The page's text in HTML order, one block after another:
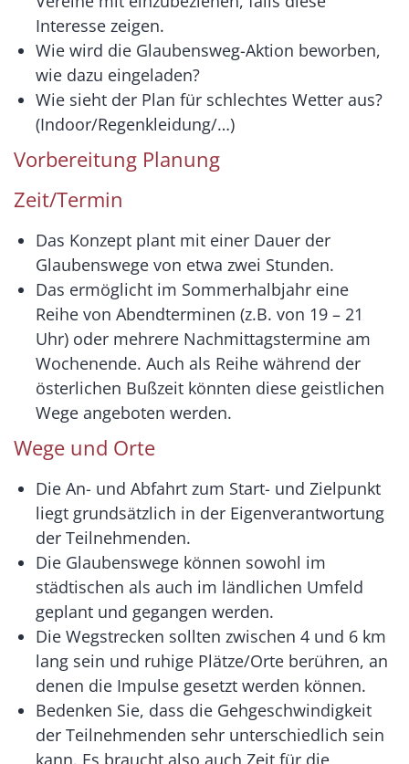
Interesse zeigen.
Wie wird die Glaubensweg-Aktion beworben,
wie dazu eingeladen?
Wie sieht der Plan für schlechtes Wetter aus?
(Indoor/Regenkleidung/…)
Vorbereitung Planung
Zeit/Termin
Das Konzept plant mit einer Dauer der
Glaubenswege von etwa zwei Stunden.
Das ermöglicht im Sommerhalbjahr eine
Reihe von Abendterminen (z.B. von 19 – 21
Uhr) oder mehrere Nachmittagstermine am
Wochenende. Auch als Reihe während der
österlichen Bußzeit könnten diese geistlichen
Wege angeboten werden.
Wege und Orte
Die An- und Abfahrt zum Start- und Zielpunkt
liegt grundsätzlich in der Eigenverantwortung
der Teilnehmenden.
Die Glaubenswege können sowohl im
städtischen als auch im ländlichen Umfeld
geplant und gegangen werden.
Die Wegstrecken sollten zwischen 4 und 6 km
lang sein und ruhige Plätze/Orte berühren, an
denen die Impulse gesetzt werden können.
Bedenken Sie, dass die Gehgeschwindigkeit
der Teilnehmenden sehr unterschiedlich sein
kann. Es braucht also auch Zeit für die